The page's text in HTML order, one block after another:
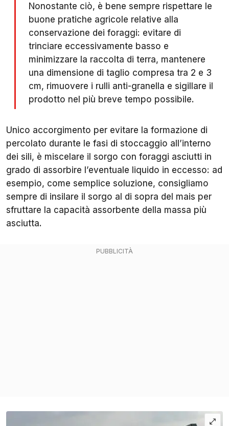
Nonostante ciò, è bene sempre rispettare le
buone pratiche agricole relative alla
conservazione dei foraggi: evitare di
trinciare eccessivamente basso e
minimizzare la raccolta di terra, mantenere
una dimensione di taglio compresa tra 2 e 3
cm, rimuovere i rulli anti-granella e sigillare il
prodotto nel più breve tempo possibile.
Unico accorgimento per evitare la formazione di
percolato durante le fasi di stoccaggio all’interno
dei sili, è miscelare il sorgo con foraggi asciutti in
grado di assorbire l’eventuale liquido in eccesso: ad
esempio, come semplice soluzione, consigliamo
sempre di insilare il sorgo al di sopra del mais per
sfruttare la capacità assorbente della massa più
asciutta.